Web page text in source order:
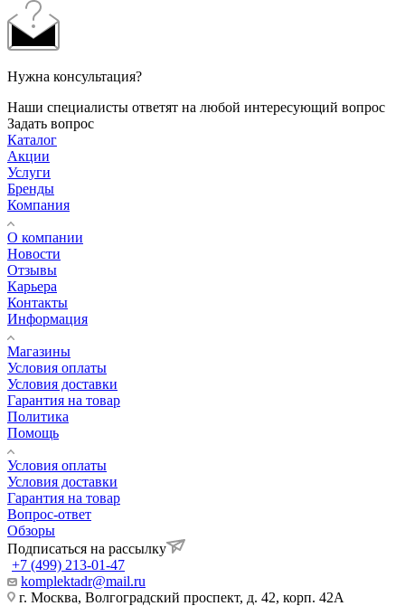
Нужна консультация?
Наши специалисты ответят на любой интересующий вопрос
Задать вопрос
Каталог
Акции
Услуги
Бренды
Компания
О компании
Новости
Отзывы
Карьера
Контакты
Информация
Магазины
Условия оплаты
Условия доставки
Гарантия на товар
Политика
Помощь
Условия оплаты
Условия доставки
Гарантия на товар
Вопрос-ответ
Обзоры
Подписаться на рассылку
+7 (499) 213-01-47
komplektadr@mail.ru
г. Москва, Волгоградский проспект, д. 42, корп. 42А